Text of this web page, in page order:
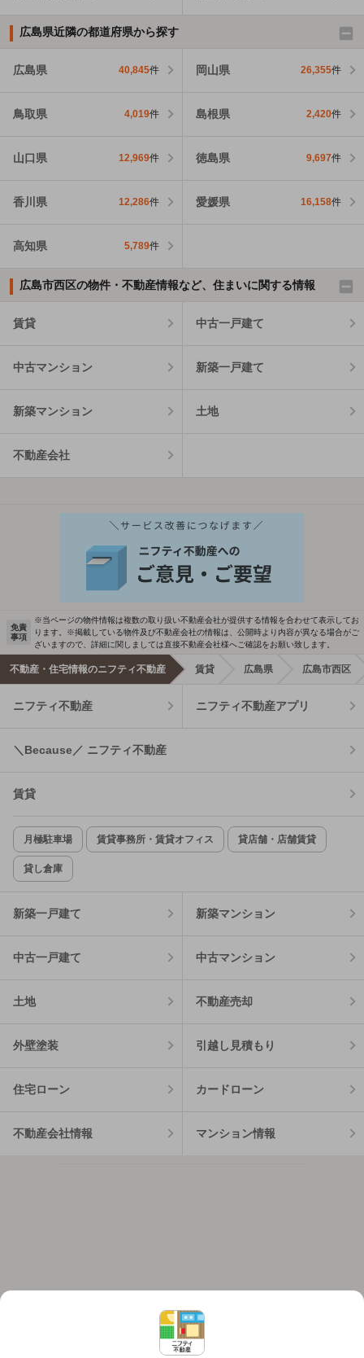
広島県近隣の都道府県から探す
広島県 40,845件 岡山県 26,355件
鳥取県 4,019件 島根県 2,420件
山口県 12,969件 徳島県 9,697件
香川県 12,286件 愛媛県 16,158件
高知県 5,789件
広島市西区の物件・不動産情報など、住まいに関する情報
賃貸 中古一戸建て
中古マンション 新築一戸建て
新築マンション 土地
不動産会社
免責
事項
※当ページの物件情報は複数の取り扱い不動産会社が提供する情報を合わせて表示してお
ります。※掲載している物件及び不動産会社の情報は、公開時より内容が異なる場合がご
ざいますので、詳細に関しましては直接不動産会社様へご確認をお願い致します。
不動産・住宅情報のニフティ不動産 賃貸 広島県 広島市西区
ニフティ不動産 ニフティ不動産アプリ
＼Because／ ニフティ不動産
賃貸
月極駐車場 賃貸事務所・賃貸オフィス 貸店舗・店舗賃貸
貸し倉庫
新築一戸建て 新築マンション
中古一戸建て 中古マンション
土地 不動産売却
外壁塗装 引越し見積もり
住宅ローン カードローン
不動産会社情報 マンション情報